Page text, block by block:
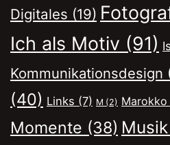
Digitales (19)
Ich als Motiv (91)
Kommunikationsdesign
(40) Links (7) M (2) Marokko
Momente (38) Musik